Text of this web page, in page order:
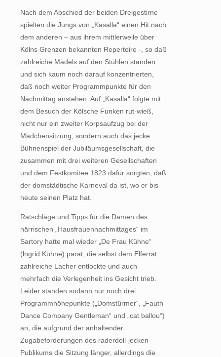
Nach dem Abschied der beiden Dreigestirne
spielten die Jungs von „Kasalla“ einen Hit nach
dem anderen – aus ihrem mittlerweile über
Kölns Grenzen bekannten Repertoire -, so daß
zahlreiche Mädels auf den Stühlen standen
und sich kaum noch darauf konzentrierten,
daß noch weiter Programmpunkte für den
Nachmittag anstehen. Auf „Kasalla“ folgte mit
dem Besuch der Kölsche Funken rut-wieß,
nicht nur ein zweiter Korpsaufzug bei der
Mädchensitzung, sondern auch das jecke
Bühnenspiel der Jubiläumsgesellschaft, die
zusammen mit drei weiteren Gesellschaften
und dem Festkomitee 1823 dafür sorgten, daß
der domstädtische Karneval da ist, wo er bis
heute seinen Platz hat.
Ratschläge und Tipps für die Damen des
närrischen „Hausfrauennachmittages“ im
Sartory hatte mal wieder „De Frau Kühne“
(lngrid Kühne) parat, die selbst dem Elferrat
zahlreiche Lacher entlockte und auch
mehrfach die Verlegenheit ins Gesicht trieb.
Leider standen sodann nur noch drei
Programmhöhepunkte („Domstürmer“, „Fauth
Dance Company Gentleman“ und „cat ballou“)
an, die aufgrund der anhaltender
Zugabeforderungen des raderdoll-jecken
Publikums die Sitzung länger, allerdings die